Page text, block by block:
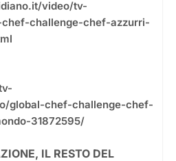
video/tv-
challenge-chef-azzurri-
global-chef-challenge-chef-
31872595/
IL RESTO DEL